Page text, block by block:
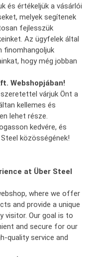
és értékeljük a vásárlói
melyek segítenek
fejlesszük
Az ügyfelek által
finomhangoljuk
hogy még jobban
Webshopjában!
várjuk Önt a
kellemes és
lehet része.
kedvére, és
közösségének!
at Über Steel
where we offer
and provide a unique
visitor. Our goal is to
and secure for our
quality service and